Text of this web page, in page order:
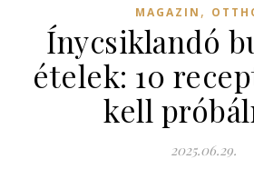
MAGAZIN ,
Ínycsiklandó
ételek: 10
kell
2025.06.29.